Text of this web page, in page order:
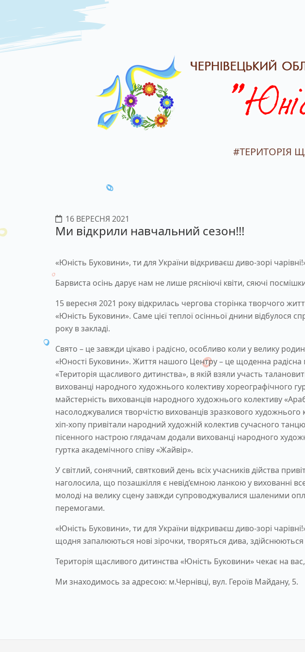
#ТЕРИТОРІЯ
16 ВЕРЕСНЯ 2021
Ми відкрили навчальний сезон!!!
«Юність Буковини», ти для України відкриваєш диво-зорі
Барвиста осінь дарує нам не лише рясніючі квіти, сяючі
15 вересня 2021 року відкрилась чергова сторінка творчого
«Юність Буковини». Саме цієї теплої осінньої днини відбулося
року в закладі.
Свято – це завжди цікаво і радісно, особливо коли у велику
«Юності Буковини». Життя нашого Центру – це щоденна
«Територія щасливого дитинства», в якій взяли участь
вихованці народного художнього колективу хореографічного
майстерність вихованців народного художнього колективу
насолоджувалися творчістю вихованців зразкового
хіп-хопу привітали народний художній колектив сучасного
пісенного настрою глядачам додали вихованці народного
гуртка академічного співу «Жайвір».
У світлий, сонячний, святковий день всіх учасників дійства
наголосила, що позашкілля є невід’ємною ланкою у вихованні
молоді на велику сцену завжди супроводжувалися шаленими
перемогами.
«Юність Буковини», ти для України відкриваєш диво-зорі
щодня запалюються нові зірочки, творяться дива, здійснюються
Територія щасливого дитинства «Юність Буковини» чекає на вас,
Ми знаходимось за адресою: м.Чернівці, вул. Героїв Майдану, 5.